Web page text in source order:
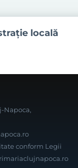
locală
Napoca,
conform Legii